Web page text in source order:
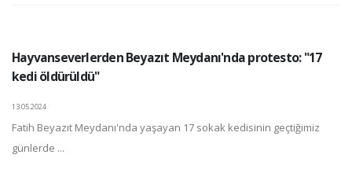
Hayvanseverlerden Beyazıt Meydanı'nda protesto: "17
kedi öldürüldü"
13.05.2024
Fatih Beyazıt Meydanı'nda yaşayan 17 sokak kedisinin geçtiğimiz
günlerde ...